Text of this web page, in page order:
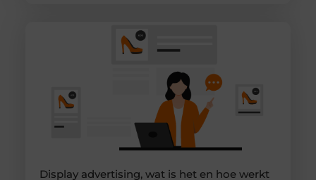
Display advertising, wat is het en hoe werkt